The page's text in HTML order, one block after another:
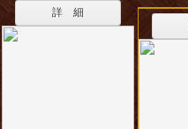
詳 細